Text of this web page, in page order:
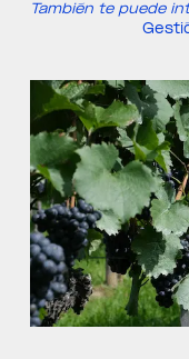
También te puede